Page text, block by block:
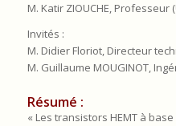
M. Katir ZIOUCHE, Professeur
Invités :
M. Didier Floriot, Directeur
M. Guillaume MOUGINOT,
Résumé :
« Les transistors HEMT à